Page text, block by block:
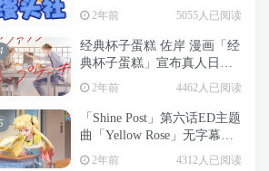
2年前 5055人已阅读
经典杯子蛋糕 佐岸 漫画「经
典杯子蛋糕」宣布真人日剧
化
2年前 4462人已阅读
「Shine Post」第六话ED主题
曲「Yellow Rose」无字幕MV
公开
2年前 4312人已阅读
overlord卢贝多的龙王谁厉害
「Overlord」露普斯蕾琪娜·贝塔手办开...
申鹤原神wiki 申鹤诞辰祭
2年前 6199人已阅读
APP下载